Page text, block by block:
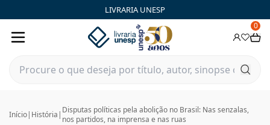
LIVRARIA UNESP
0
Início| História | Disputas políticas pela abolição no Brasil: Nas senzalas,
nos partidos, na imprensa e nas ruas